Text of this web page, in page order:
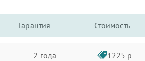
Гарантия Стоимость
2 года 1225 р